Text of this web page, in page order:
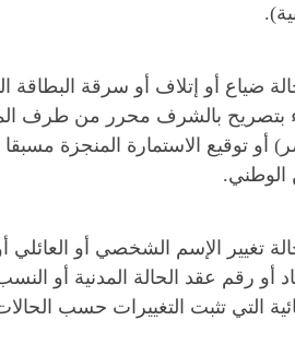
ضياع أو إتلاف أو سرقة البطاقة
بتصريح بالشرف محرر من طرف
أو توقيع الاستمارة المنجزة
الوطني.
تغيير الإسم الشخصي أو العائلي
أو رقم عقد الحالة المدنية أو
التي تثبت التغييرات حسب